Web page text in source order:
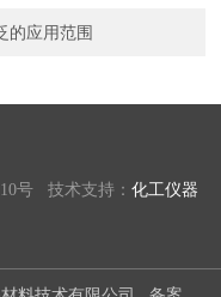
的应用范围
10号 技术支持：化工仪器